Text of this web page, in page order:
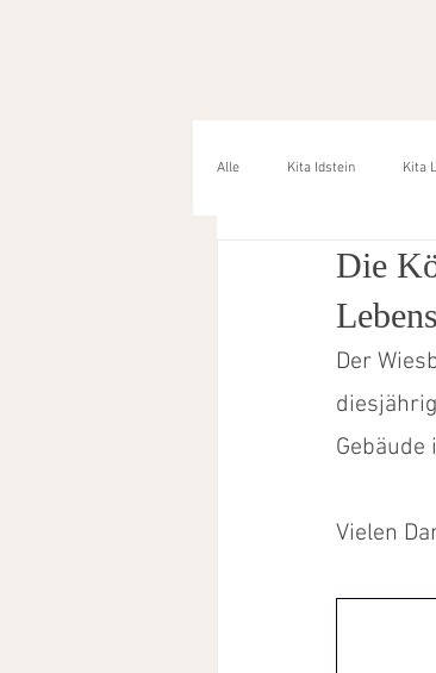
Alle Kita Idstein Kita
Betreutes Wohnen
Die
Der
Gebäude
Vielen